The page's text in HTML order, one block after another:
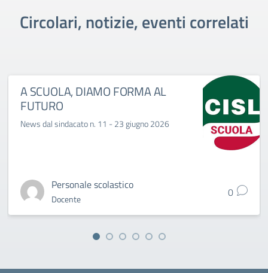
Circolari, notizie, eventi correlati
A SCUOLA, DIAMO FORMA AL
FUTURO
News dal sindacato n. 11 - 23 giugno 2026
Personale scolastico
Docente 0